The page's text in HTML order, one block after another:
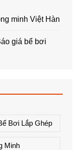
minh Việt Hàn
giá bể bơi
Bơi Lắp Ghép
Minh